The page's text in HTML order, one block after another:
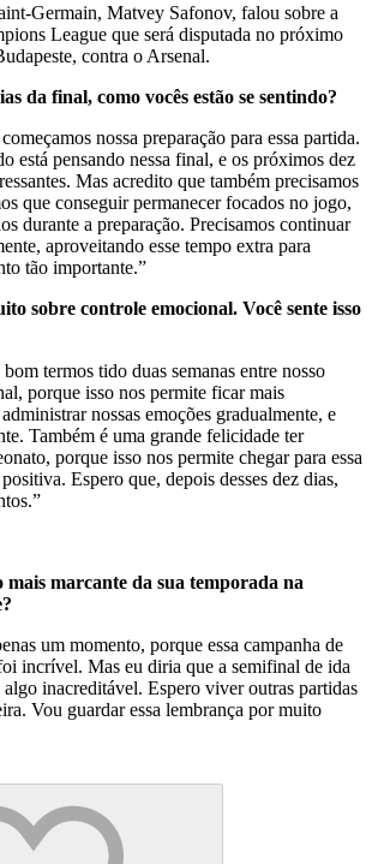
Germain, Matvey Safonov, falou sobre a
League que será disputada no próximo
contra o Arsenal.
da final, como vocês estão se sentindo?
nossa preparação para essa partida.
está pensando nessa final, e os próximos dez
Mas acredito que também precisamos
que conseguir permanecer focados no jogo,
durante a preparação. Precisamos continuar
aproveitando esse tempo extra para
tão importante.”
sobre controle emocional. Você sente isso
termos tido duas semanas entre nosso
porque isso nos permite ficar mais
nossas emoções gradualmente, e
Também é uma grande felicidade ter
porque isso nos permite chegar para essa
Espero que, depois desses dez dias,
mais marcante da sua temporada na
um momento, porque essa campanha de
incrível. Mas eu diria que a semifinal de ida
inacreditável. Espero viver outras partidas
Vou guardar essa lembrança por muito